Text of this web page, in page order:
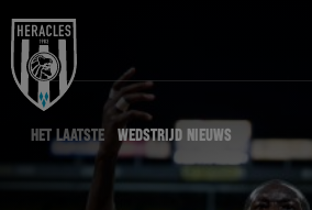
HET LAATSTE WEDSTRIJD NIEUWS